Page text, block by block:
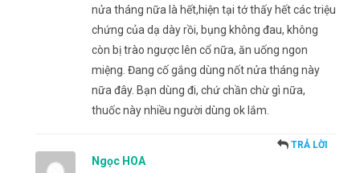
nửa tháng nữa là hết,hiện tại tớ thấy hết các triệu
chứng của dạ dày rồi, bụng không đau, không
còn bị trào ngược lên cổ nữa, ăn uống ngon
miệng. Đang cố gắng dùng nốt nửa tháng này
nữa đây. Bạn dùng đi, chứ chần chừ gì nữa,
thuốc này nhiều người dùng ok lắm.
Ngọc HOA
TRẢ LỜI